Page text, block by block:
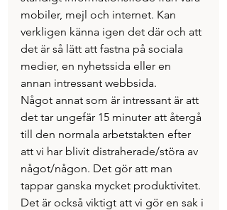
mobiler, mejl och internet. Kan
verkligen känna igen det där och att
det är så lätt att fastna på sociala
medier, en nyhetssida eller en
annan intressant webbsida.
Något annat som är intressant är att
det tar ungefär 15 minuter att återgå
till den normala arbetstakten efter
att vi har blivit distraherade/störa av
något/någon. Det gör att man
tappar ganska mycket produktivitet.
Det är också viktigt att vi gör en sak i